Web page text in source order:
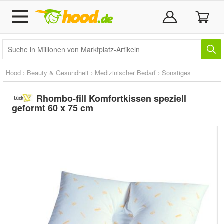
Hood › Beauty & Gesundheit › Medizinischer Bedarf › Sonstiges
Rhombo-fill Komfortkissen speziell
geformt 60 x 75 cm